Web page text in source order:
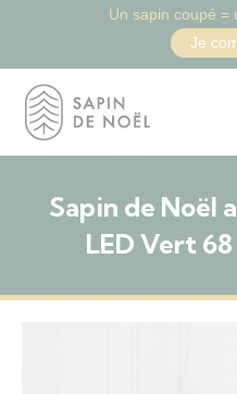
Sapin de Noël
LED Vert
Un sapin coupé =
Je